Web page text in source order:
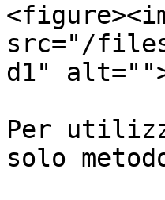
src="/files/
d1"
Per
solo